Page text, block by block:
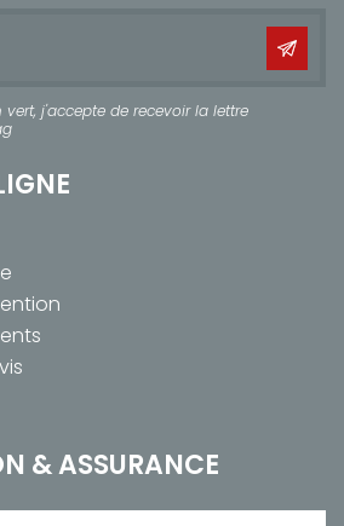
j'accepte de recevoir la lettre
& ASSURANCE